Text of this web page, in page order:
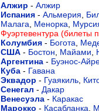
Алжир - Алжир
Испания - Альмерия
Малага
Менорка
Фуэртевентура (билеты
Колумбия - Богота
США - Бостон Майами
Аргентина - Буэнос-
Куба - Гавана
Эквадор - Гуаякиль
Сенегал - Дакар
Венесуэла - Каракас
Марокко - Касабланка